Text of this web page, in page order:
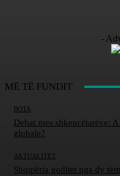
-
MË TË FUNDIT
BOTA
Debat mes shkencëtarëve:
globale?
AKTUALITET
Shqipëria goditet nga dy